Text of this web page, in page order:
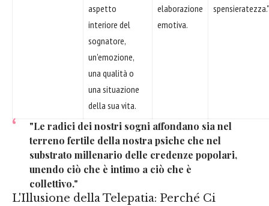
aspetto
interiore del
sognatore,
un'emozione,
una qualità o
una situazione
della sua vita.
elaborazione
emotiva.
spensieratezza."
"Le radici dei nostri sogni affondano sia nel
terreno fertile della nostra psiche che nel
substrato millenario delle credenze popolari,
unendo ciò che è intimo a ciò che è
collettivo."
L'Illusione della Telepatia: Perché Ci